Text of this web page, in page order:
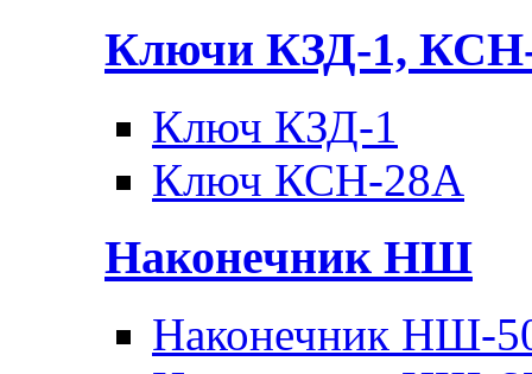
Ключи КЗД-1,
Ключ КЗД-1
Ключ КСН-28А
Наконечник НШ
Наконечник НШ-